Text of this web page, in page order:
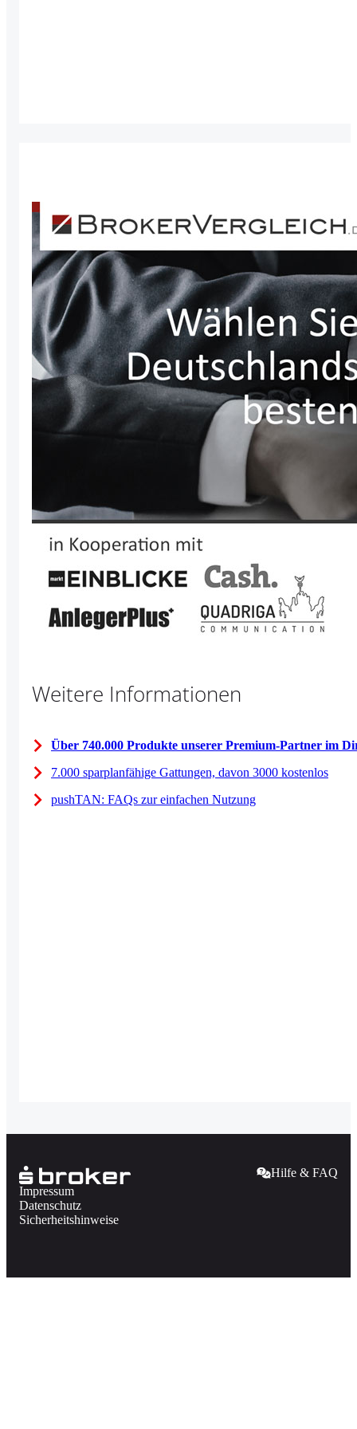
Weitere Informationen
Über 740.000 Produkte unserer Premium-Partner im
7.000 sparplanfähige Gattungen, davon 3000 kostenlos
pushTAN: FAQs zur einfachen Nutzung
Hilfe & FAQ
Impressum
Datenschutz
Sicherheitshinweise